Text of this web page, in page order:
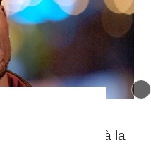
Le délire
" sort à la
aucune